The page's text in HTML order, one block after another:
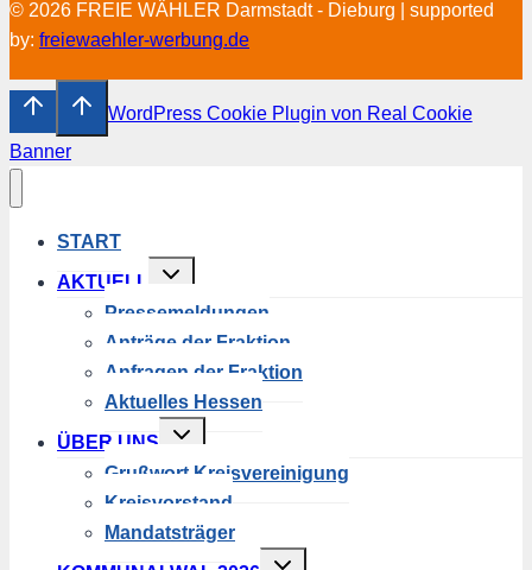
© 2026 FREIE WÄHLER Darmstadt - Dieburg | supported
by: freiewaehler-werbung.de
WordPress Cookie Plugin von Real Cookie
Banner
START
AKTUELL
Untermenü
umschalten
Pressemeldungen
Anträge der Fraktion
Anfragen der Fraktion
Aktuelles Hessen
ÜBER UNS
Untermenü
umschalten
Grußwort Kreisvereinigung
Kreisvorstand
Mandatsträger
Untermenü